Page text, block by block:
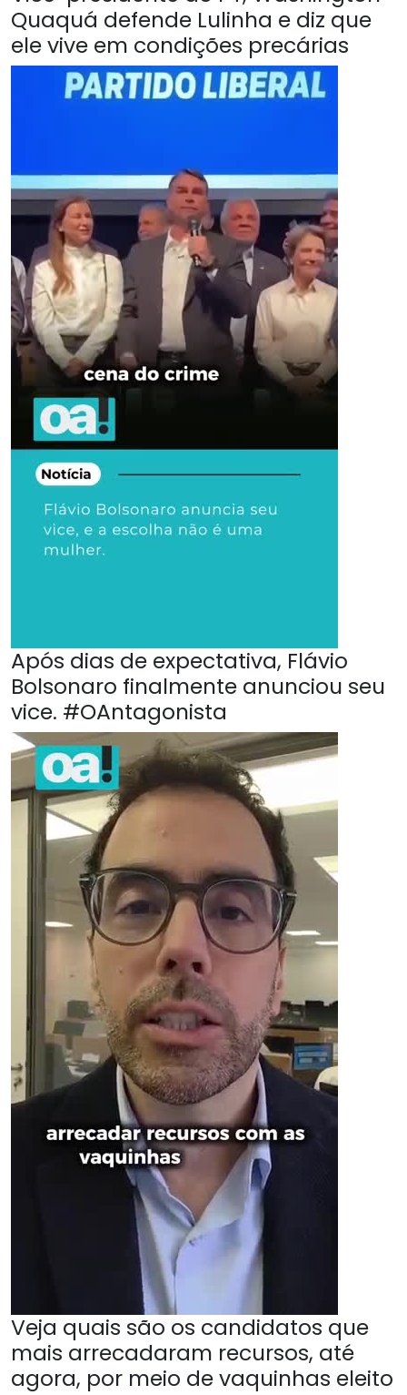
Quaquá defende Lulinha e diz que
ele vive em condições precárias
Após dias de expectativa, Flávio
Bolsonaro finalmente anunciou seu
vice. #OAntagonista
Veja quais são os candidatos que
mais arrecadaram recursos, até
agora, por meio de vaquinhas eleito